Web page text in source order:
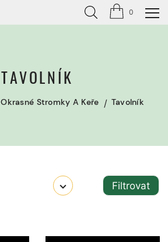
0
TAVOLNÍK
Okrasné Stromky A Keře Tavolník
Filtrovat
Nové